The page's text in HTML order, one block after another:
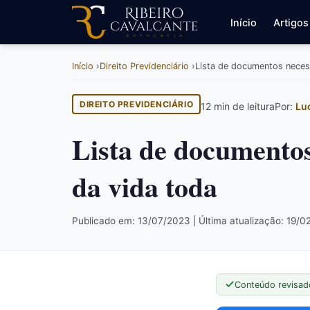
Início Artigos
Início Direito Previdenciário Lista de documentos
DIREITO PREVIDENCIÁRIO 12 min de leituraPor:
Lista de
da vida toda
Publicado em: 13/07/2023 | Última atualização: 19/
Conteúdo